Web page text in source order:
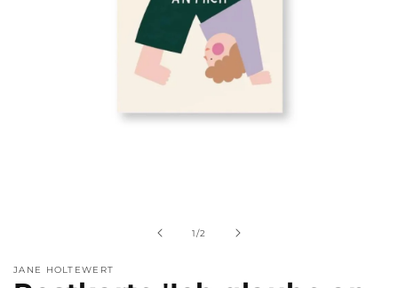
1/von
2
JANE HOLTEWERT